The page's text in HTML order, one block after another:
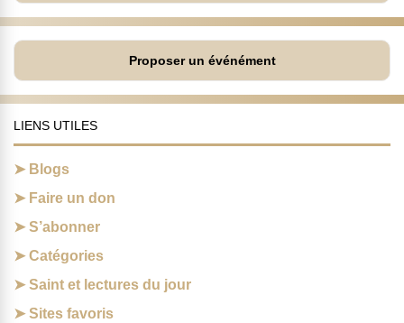
Proposer un événément
LIENS UTILES
Blogs
Faire un don
S’abonner
Catégories
Saint et lectures du jour
Sites favoris